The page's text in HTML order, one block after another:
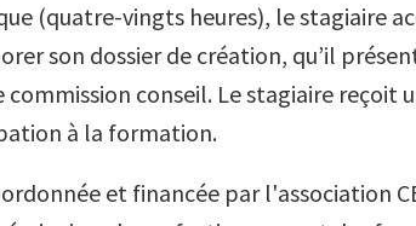
(quatre-vingts heures), le stagiaire
son dossier de création, qu’il
conseil. Le stagiaire reçoit
à la formation.
et financée par l'association